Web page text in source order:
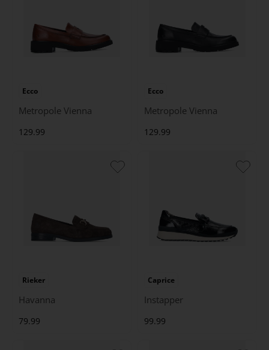
Ecco
Metropole Vienna
129.99
Ecco
Metropole Vienna
129.99
Rieker
Havanna
79.99
Caprice
Instapper
99.99